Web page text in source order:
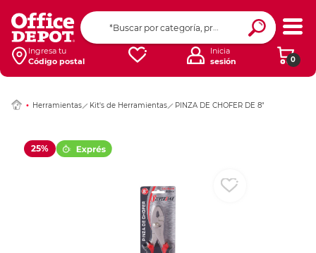
Ingresa tu
Código postal
0
Inicia
sesión
Herramientas Kit's de Herramientas PINZA DE CHOFER DE 8"
25%
Ingresar Codigo